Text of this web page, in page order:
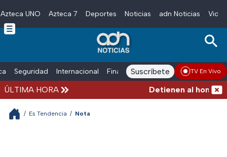
Skip to main content
Azteca UNO Azteca 7 Deportes Noticias adn Noticias
Seguridad Internacional Finanzas adn Noticias Radio
Suscríbete TV En Vivo
ÚLTIMA HORA Detienen al hombre
/ Es Tendencia / Nota